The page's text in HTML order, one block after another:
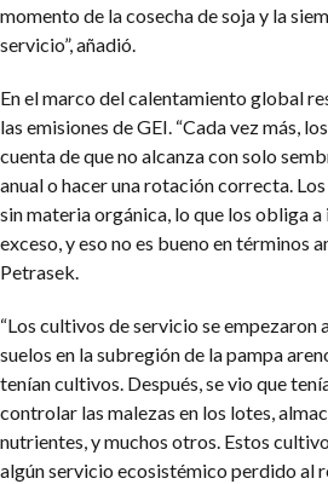
momento de la cosecha de soja y la
servicio”, añadió.
En el marco del calentamiento global
las emisiones de GEI. “Cada vez más,
cuenta de que no alcanza con solo
anual o hacer una rotación correcta.
sin materia orgánica, lo que los obliga
exceso, y eso no es bueno en términos
Petrasek.
“Los cultivos de servicio se empezaron
suelos en la subregión de la pampa
tenían cultivos. Después, se vio que
controlar las malezas en los lotes,
nutrientes, y muchos otros. Estos
algún servicio ecosistémico perdido al